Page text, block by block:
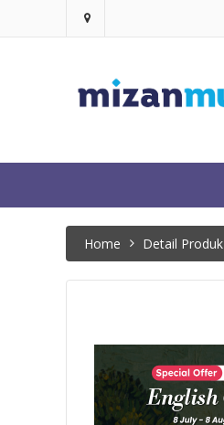
Home Detail Produk